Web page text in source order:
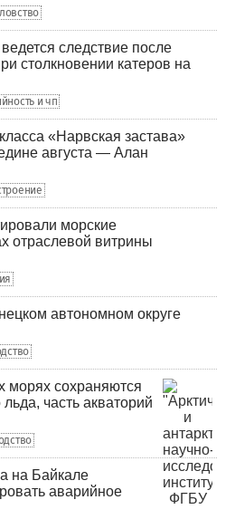
следствие после
столкновении катеров на
и чп
«Нарвская застава»
августа — Алан
морские
отраслевой витрины
автономном округе
морях сохраняются
часть акваторий
на Байкале
аварийное